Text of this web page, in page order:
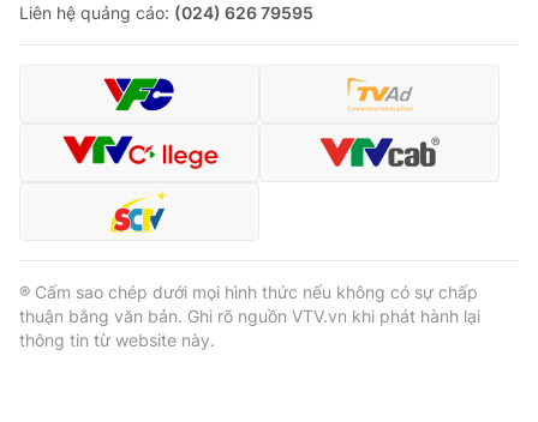
Liên hệ quảng cáo: (024) 626 79595
® Cấm sao chép dưới mọi hình thức nếu không có sự chấp
thuận bằng văn bản. Ghi rõ nguồn VTV.vn khi phát hành lại
thông tin từ website này.